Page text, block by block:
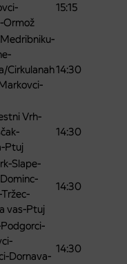
Ormož
15:15
Cirkulanah14:30
Vrh-
Ptuj
14:30
Slape-
vas-Ptuj
14:30
Dornava-
14:30